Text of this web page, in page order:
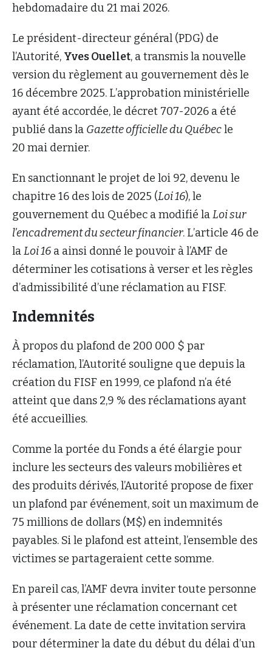
hebdomadaire du 21 mai 2026.
Le président-directeur général (PDG) de
l’Autorité, Yves Ouellet, a transmis la nouvelle
version du règlement au gouvernement dès le
16 décembre 2025. L’approbation ministérielle
ayant été accordée, le décret 707-2026 a été
publié dans la Gazette officielle du Québecle
20 mai dernier.
En sanctionnant le projet de loi 92, devenu le
chapitre 16 des lois de 2025 (Loi 16), le
gouvernement du Québec a modifié laLoi sur
l’encadrement du secteur financier. L’article 46 de
laLoi 16 a ainsi donné le pouvoir à l’AMF de
déterminer les cotisations à verser et les règles
d’admissibilité d’une réclamation au FISF.
Indemnités
À propos du plafond de 200 000 $ par
réclamation, l’Autorité souligne que depuis la
création du FISF en 1999, ce plafond n’a été
atteint que dans 2,9 % des réclamations ayant
été accueillies.
Comme la portée du Fonds a été élargie pour
inclure les secteurs des valeurs mobilières et
des produits dérivés, l’Autorité propose de fixer
un plafond par événement, soit un maximum de
75 millions de dollars (M$) en indemnités
payables. Si le plafond est atteint, l’ensemble des
victimes se partageraient cette somme.
En pareil cas, l’AMF devra inviter toute personne
à présenter une réclamation concernant cet
événement. La date de cette invitation servira
pour déterminer la date du début du délai d’un